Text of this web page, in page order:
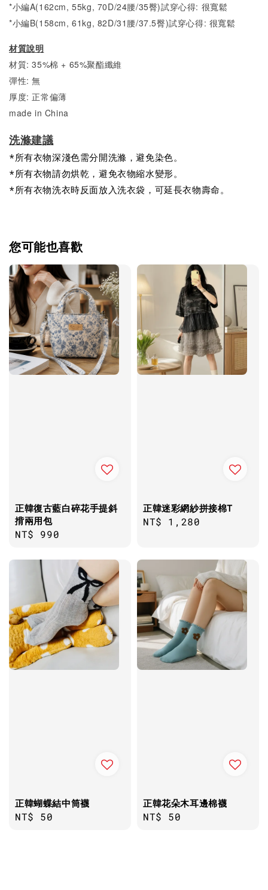
*小編A(162cm, 55kg, 70D/24腰/35臀)試穿心得: 很寬鬆
*小編B(158cm, 61kg, 82D/31腰/37.5臀)試穿心得: 很寬鬆
材質說明
材質: 35%棉 + 65%聚酯纖維
彈性: 無
厚度: 正常偏薄
made in China
洗滌建議
*所有衣物深淺色需分開洗滌，避免染色。
*所有衣物請勿烘乾，避免衣物縮水變形。
*所有衣物洗衣時反面放入洗衣袋，可延長衣物壽命。
您可能也喜歡
正韓復古藍白碎花手提斜
揹兩用包
Regular
NT$ 990
正韓迷彩網紗拼接棉T
Regular
NT$ 1,280
正韓蝴蝶結中筒襪
Regular
NT$ 50
正韓花朵木耳邊棉襪
Regular
NT$ 50